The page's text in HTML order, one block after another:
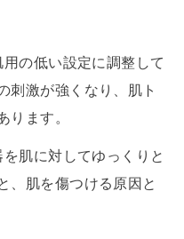
の低い設定に調整して
刺激が強くなり、肌ト
ります。
肌に対してゆっくりと
、肌を傷つける原因と